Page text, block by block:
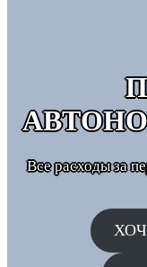
Все расходы за